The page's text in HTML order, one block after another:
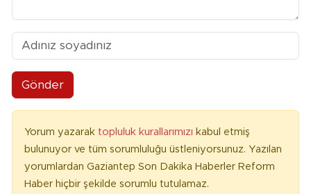
Gönder
Yorum yazarak topluluk kurallarımızı kabul etmiş
bulunuyor ve tüm sorumluluğu üstleniyorsunuz. Yazılan
yorumlardan Gaziantep Son Dakika Haberler Reform
Haber hiçbir şekilde sorumlu tutulamaz.